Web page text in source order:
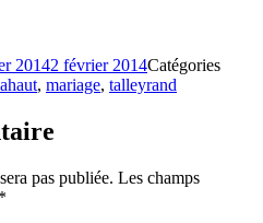
20142 février 2014Catégories
, mariage, talleyrand
pas publiée. Les champs
*